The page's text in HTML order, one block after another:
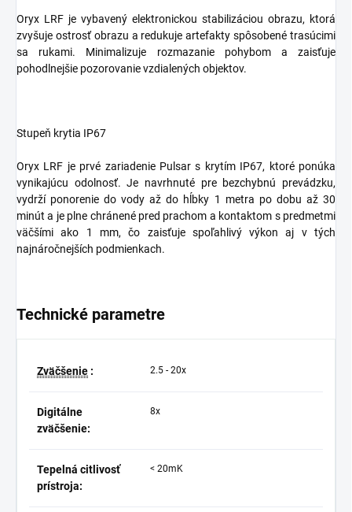
Oryx LRF je vybavený elektronickou stabilizáciou obrazu, ktorá
zvyšuje ostrosť obrazu a redukuje artefakty spôsobené trasúcimi
sa rukami. Minimalizuje rozmazanie pohybom a zaisťuje
pohodlnejšie pozorovanie vzdialených objektov.
Stupeň krytia IP67
Oryx LRF je prvé zariadenie Pulsar s krytím IP67, ktoré ponúka
vynikajúcu odolnosť. Je navrhnuté pre bezchybnú prevádzku,
vydrží ponorenie do vody až do hĺbky 1 metra po dobu až 30
minút a je plne chránené pred prachom a kontaktom s predmetmi
väčšími ako 1 mm, čo zaisťuje spoľahlivý výkon aj v tých
najnáročnejších podmienkach.
Technické parametre
Zväčšenie : 2.5 - 20x
Digitálne
zväčšenie:
8x
Tepelná citlivosť
prístroja:
< 20mK